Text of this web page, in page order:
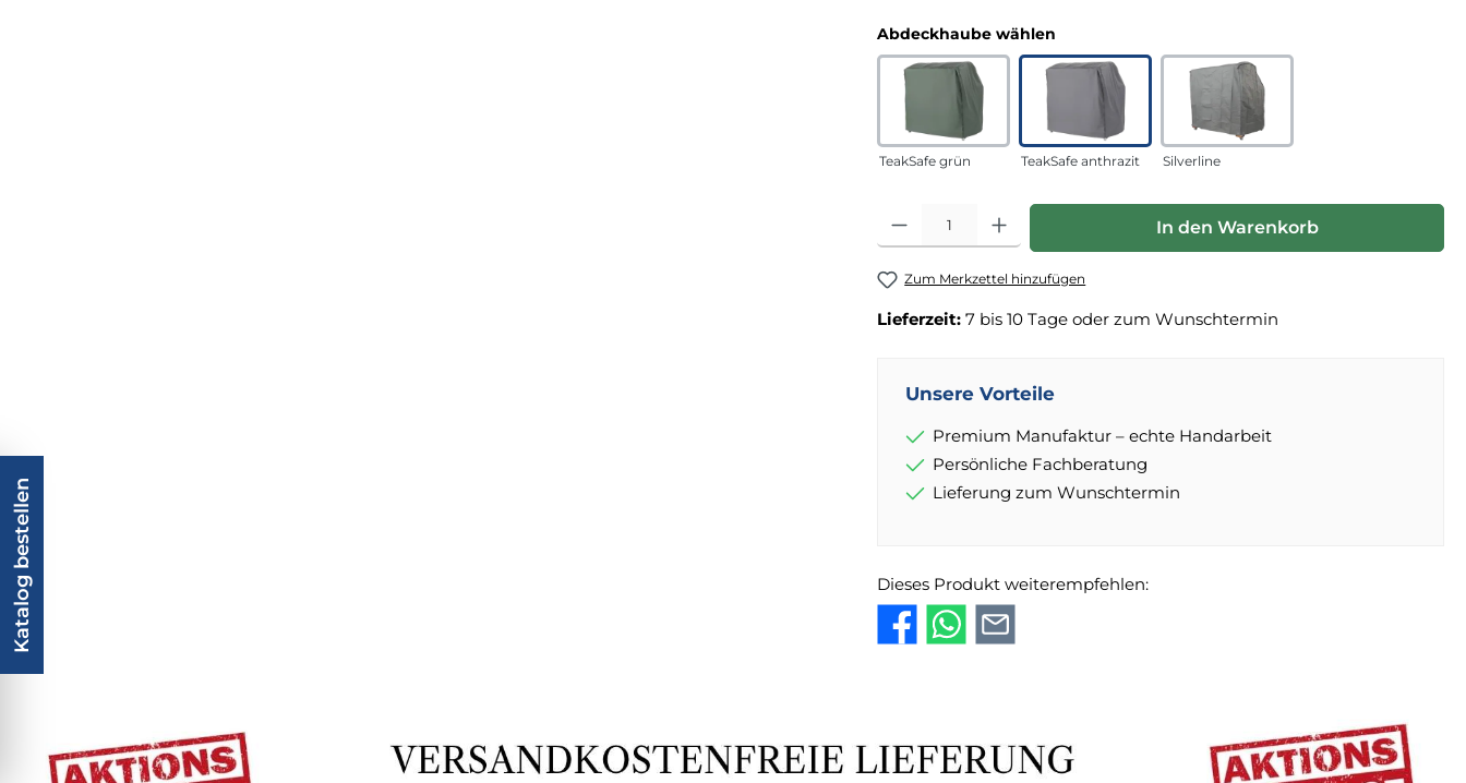
Abdeckhaube wählen
TeakSafe grün TeakSafe anthrazit Silverline
Produkt Anzahl: Gib den gewünschten Wert ein oder benutze die
In den Warenkorb
Zum Merkzettel hinzufügen
Lieferzeit: 7 bis 10 Tage oder zum Wunschtermin
Unsere Vorteile
Premium Manufaktur – echte Handarbeit
Persönliche Fachberatung
Lieferung zum Wunschtermin
Dieses Produkt weiterempfehlen:
Katalog bestellen